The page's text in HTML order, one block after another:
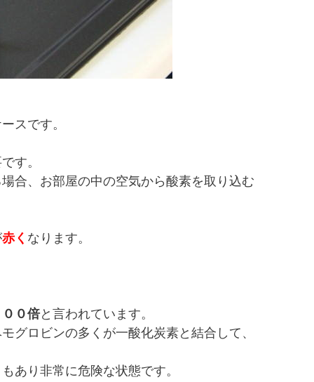
スです。
す。
合、お部屋の中の空気から酸素を取り込む
赤く なります。
０倍と言われています。
グロビンの多くが一酸化炭素と結合して、
あり非常に危険な状態です。